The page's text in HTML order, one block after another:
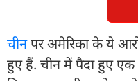
चीनपर अमेरिका के ये
हुए हैं. चीन में पैदा हुए एक